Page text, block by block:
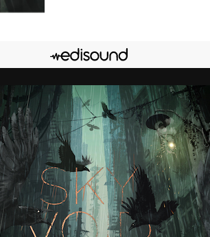
Flux RSS
X LinkedIn Lien de l'épisode